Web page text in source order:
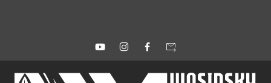
forward_to_inbox